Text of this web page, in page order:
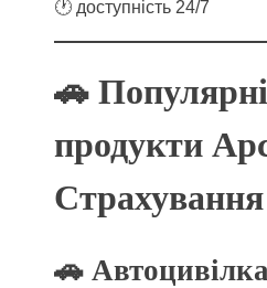
🕐 доступність 24/7
🚗 Популярні
продукти
Страхування
🚗 Автоцивілка